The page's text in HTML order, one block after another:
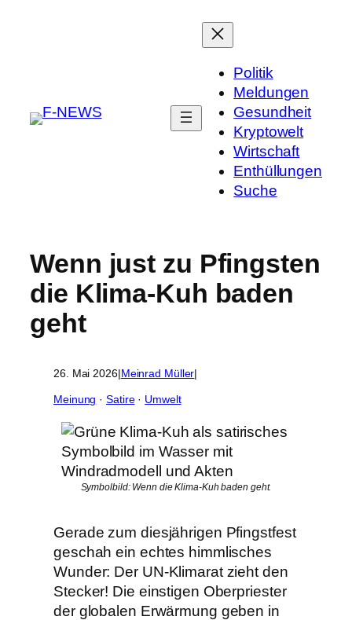
Politik
Meldungen
Gesundheit
Kryptowelt
Wirtschaft
Enthüllungen
Suche
Wenn just zu Pfingsten
die Klima-Kuh baden
geht
26. Mai 2026|Meinrad Müller|
Meinung · Satire · Umwelt
Symbolbild: Wenn die Klima-Kuh baden geht.
Gerade zum diesjährigen Pfingstfest
geschah ein echtes himmlisches
Wunder: Der UN-Klimarat zieht den
Stecker! Die einstigen Oberpriester
der globalen Erwärmung geben in